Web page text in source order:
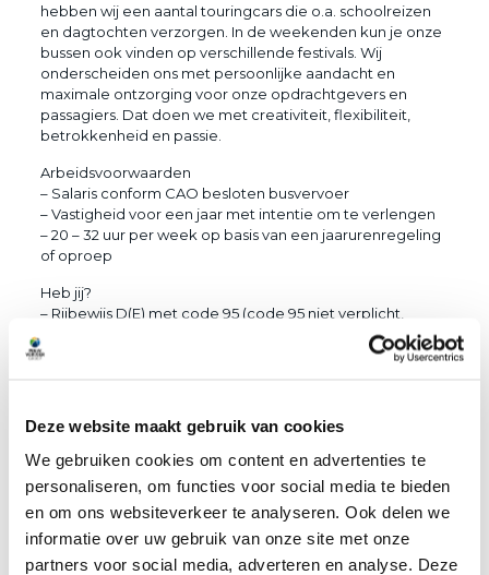
Deze website maakt gebruik van cookies
We gebruiken cookies om content en advertenties te
personaliseren, om functies voor social media te bieden
en om ons websiteverkeer te analyseren. Ook delen we
informatie over uw gebruik van onze site met onze
partners voor social media, adverteren en analyse. Deze
hebben wij een aantal touringcars die o.a. schoolreizen
en dagtochten verzorgen. In de weekenden kun je onze
bussen ook vinden op verschillende festivals. Wij
onderscheiden ons met persoonlijke aandacht en
maximale ontzorging voor onze opdrachtgevers en
passagiers. Dat doen we met creativiteit, flexibiliteit,
betrokkenheid en passie.
Arbeidsvoorwaarden
– Salaris conform CAO besloten busvervoer
– Vastigheid voor een jaar met intentie om te verlengen
– 20 – 32 uur per week op basis van een jaarurenregeling
of oproep
Heb jij?
– Rijbewijs D(E) met code 95 (code 95 niet verplicht,
– Geneeskundige verklaring
personeelszaken@businext.nl of bel naar 0187 745 506 en
wie weet tot snel!